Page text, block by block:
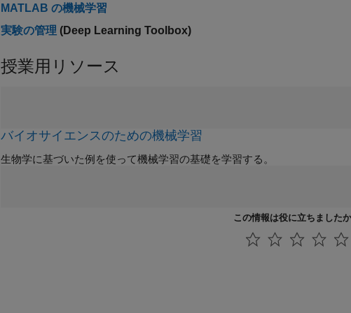
MATLAB の機械学習
実験の管理 (Deep Learning Toolbox)
授業用リソース
バイオサイエンスのための機械学習
生物学に基づいた例を使って機械学習の基礎を学習する。
この情報は役に立ちました